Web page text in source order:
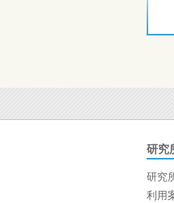
研究
研究
利用